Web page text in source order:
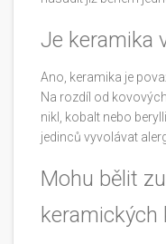
Je keramika
Ano, keramika je
Na rozdíl od
nikl, kobalt nebo
jedinců vyvolávat
Mohu bělit
keramických